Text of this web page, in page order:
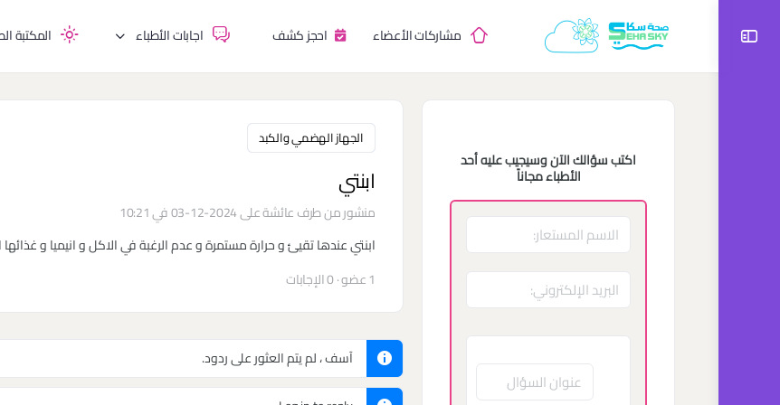
مشاركات الأعضاء احجز كشف اجابات الأطباء المكتبة
اكتب سؤالك الآن وسيجيب عليه أحد
الأطباء مجاناً
الجهاز الهضمي والكبد
ابنتي
منشور من طرفعائشةعلى 2024-12-03 في 10:21
ابنتي عندها تقيئ و حرارة مستمرة و عدم الرغبة في الاكل و انيميا و غذائها
1 عضو
·0 الإجابات
آسف ، لم يتم العثور على ردود.